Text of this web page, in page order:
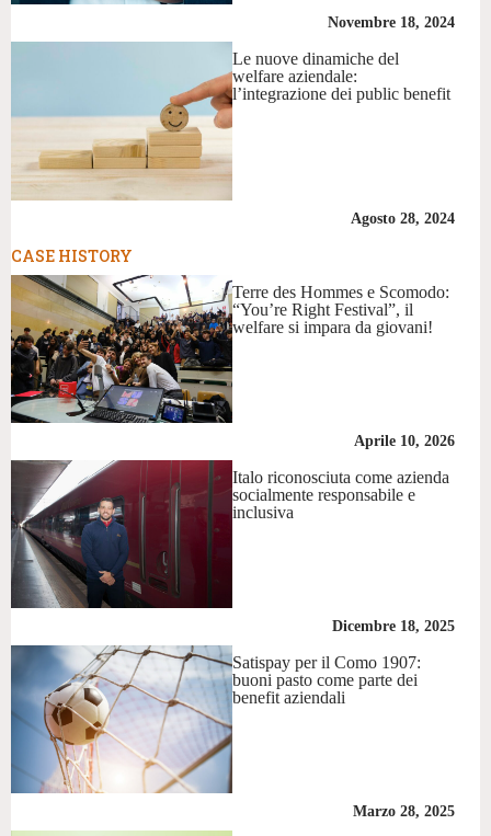
Novembre 18, 2024
Le nuove dinamiche del
welfare aziendale:
l’integrazione dei public benefit
Agosto 28, 2024
CASE HISTORY
Terre des Hommes e Scomodo:
“You’re Right Festival”, il
welfare si impara da giovani!
Aprile 10, 2026
Italo riconosciuta come azienda
socialmente responsabile e
inclusiva
Dicembre 18, 2025
Satispay per il Como 1907:
buoni pasto come parte dei
benefit aziendali
Marzo 28, 2025